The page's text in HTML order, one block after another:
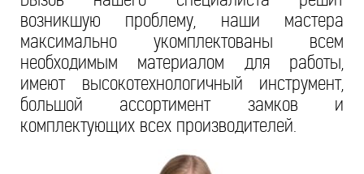
возникшую проблему, наши мастера
максимально укомплектованы всем
необходимым материалом для работы,
имеют высокотехнологичный инструмент,
большой ассортимент замков и
комплектующих всех производителей.